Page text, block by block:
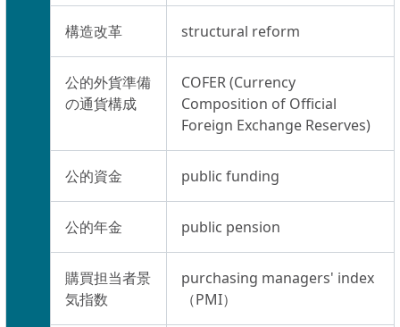
構造改革 structural reform
公的外貨準備
の通貨構成
COFER (Currency
Composition of Official
Foreign Exchange Reserves)
公的資金 public funding
公的年金 public pension
購買担当者景
気指数
purchasing managers' index
（PMI）